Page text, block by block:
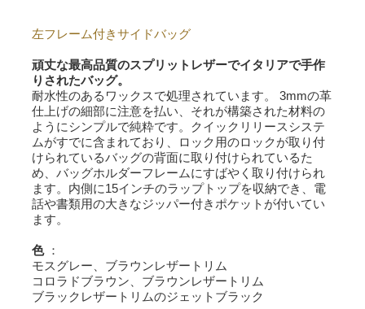
左フレーム付きサイドバッグ
頑丈な最高品質のスプリットレザーでイタリアで手作
りされたバッグ。
耐水性のあるワックスで処理されています。 3mmの革
仕上げの細部に注意を払い、それが構築された材料の
ようにシンプルで純粋です。クイックリリースシステ
ムがすでに含まれており、ロック用のロックが取り付
けられているバッグの背面に取り付けられているた
め、バッグホルダーフレームにすばやく取り付けられ
ます。内側に15インチのラップトップを収納でき、電
話や書類用の大きなジッパー付きポケットが付いてい
ます。
色：
モスグレー、ブラウンレザートリム
コロラドブラウン、ブラウンレザートリム
ブラックレザートリムのジェットブラック